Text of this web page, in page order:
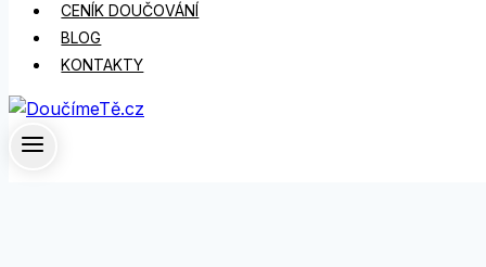
CENÍK DOUČOVÁNÍ
BLOG
KONTAKTY